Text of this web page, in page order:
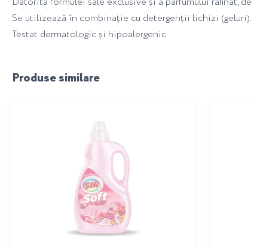
Se utilizează în combinație cu detergenții lichizi (geluri).
Testat dermatologic și hipoalergenic.
Produse similare